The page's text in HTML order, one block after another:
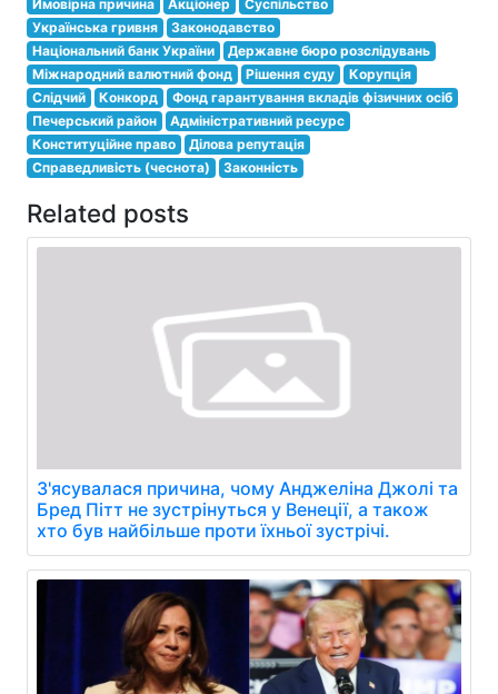
Ймовірна причина Акціонер
Суспільство
Українська гривня
Законодавство
Національний банк України
Державне бюро розслідувань
Міжнародний валютний фонд
Рішення суду
Корупція
Слідчий
Конкорд
Фонд гарантування вкладів фізичних осіб
Печерський район
Адміністративний ресурс
Конституційне право
Ділова репутація
Справедливість (чеснота)
Законність
Related posts
З'ясувалася причина, чому Анджеліна Джолі та
Бред Пітт не зустрінуться у Венеції, а також
хто був найбільше проти їхньої зустрічі.